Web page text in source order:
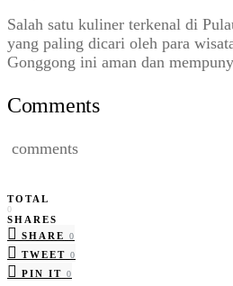
Salah satu kuliner terkenal di
yang paling dicari oleh para
Gonggong ini aman dan
Comments
comments
TOTAL
0
SHARES
SHARE
0
TWEET 0
PIN IT 0